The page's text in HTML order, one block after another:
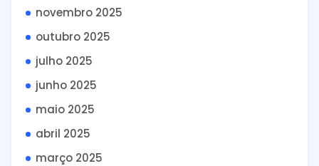
novembro 2025
outubro 2025
julho 2025
junho 2025
maio 2025
abril 2025
março 2025